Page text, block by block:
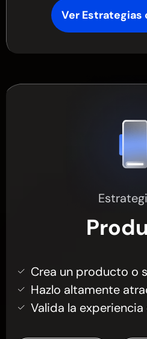
Ver Estrategias
Crea un producto o
Hazlo altamente
Valida la